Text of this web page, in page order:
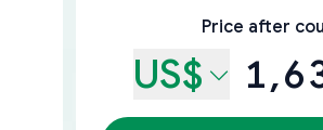
Price after
US$